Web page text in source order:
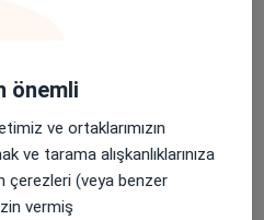
önemli
ve ortaklarımızın
ve tarama alışkanlıklarınıza
çerezleri (veya benzer
vermiş